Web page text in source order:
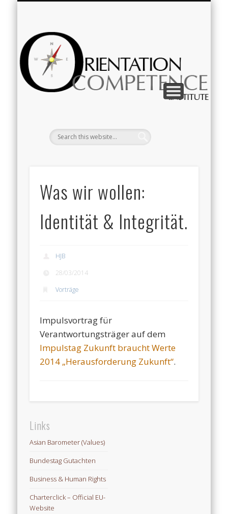
Was wir wollen:
Identität & Integrität.
HJB
28/03/2014
Vorträge
Impulsvortrag für
Verantwortungsträger auf dem
Impulstag Zukunft braucht Werte
2014 „Herausforderung Zukunft“.
Links
Asian Barometer (Values)
Bundestag Gutachten
Business & Human Rights
Charterclick – Official EU-
Website